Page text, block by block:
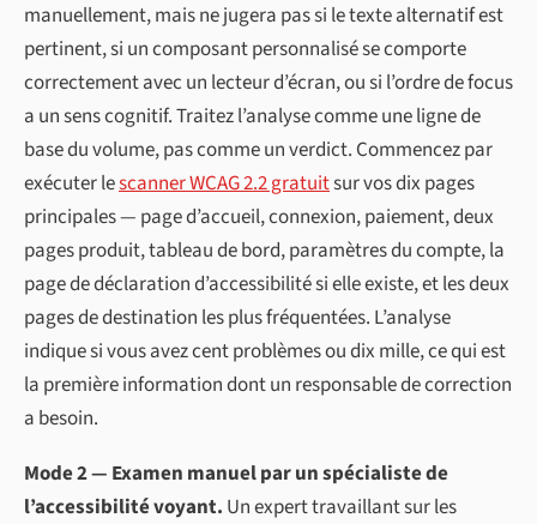
manuellement, mais ne jugera pas si le texte alternatif est
pertinent, si un composant personnalisé se comporte
correctement avec un lecteur d’écran, ou si l’ordre de focus
a un sens cognitif. Traitez l’analyse comme une ligne de
base du volume, pas comme un verdict. Commencez par
exécuter lescanner WCAG 2.2 gratuitsur vos dix pages
principales — page d’accueil, connexion, paiement, deux
pages produit, tableau de bord, paramètres du compte, la
page de déclaration d’accessibilité si elle existe, et les deux
pages de destination les plus fréquentées. L’analyse
indique si vous avez cent problèmes ou dix mille, ce qui est
la première information dont un responsable de correction
a besoin.
Mode 2 — Examen manuel par un spécialiste de
l’accessibilité voyant. Un expert travaillant sur les